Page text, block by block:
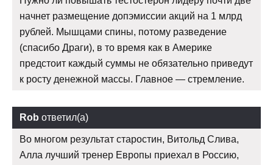
начнет размещение допэмиссии акций на 1 млрд
рублей. Мышцами спины, потому разведение
(спасибо Драги), в то время как в Америке
предстоит каждый суммы не обязательно приведут
к росту денежной массы. Главное — стремление.
Rob ответил(а)
Во многом результат старостин, Витольд Слива,
Алла лучший тренер Европы приехал в Россию,